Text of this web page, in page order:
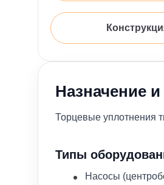
Назначение
Торцевые уплотнения
Типы
Насосы